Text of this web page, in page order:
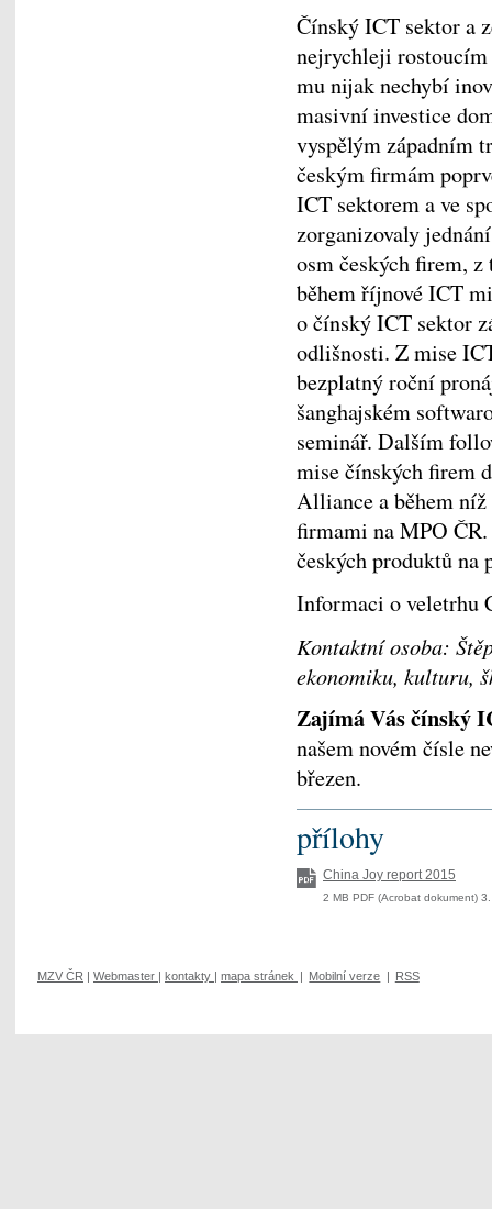
Čínský ICT sektor a
nejrychleji rostoucím
mu nijak nechybí
masivní investice
vyspělým západním
českým firmám
ICT sektorem a ve
zorganizovaly
osm českých firem,
během říjnové ICT
o čínský ICT sektor
odlišnosti. Z mise
bezplatný roční
šanghajském
seminář. Dalším
mise čínských firem
Alliance a během
firmami na MPO
českých produktů
Informaci o veletrhu
Kontaktní osoba:
ekonomiku, kulturu,
Zajímá Vás čínský
našem novém čísle
březen.
přílohy
China Joy report 2015
2 MB PDF (Acrobat dokument)
MZV ČR Webmaster kontakty mapa stránek Mobilní verze RSS